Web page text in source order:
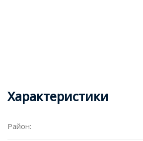
Характеристики
Район: